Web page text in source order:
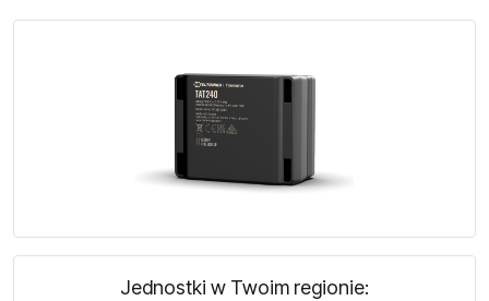
Jednostki w Twoim regionie: